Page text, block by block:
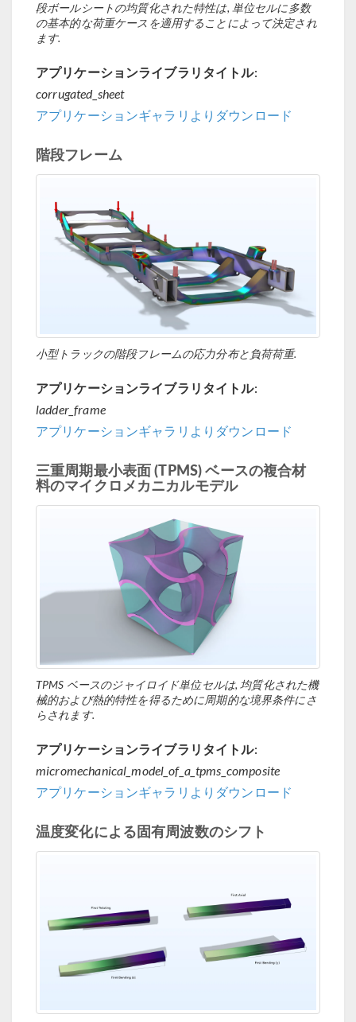
段ボールシートの均質化された特性は, 単位セルに多数
の基本的な荷重ケースを適用することによって決定され
ます.
アプリケーションライブラリタイトル:
corrugated_sheet
アプリケーションギャラリよりダウンロード
階段フレーム
小型トラックの階段フレームの応力分布と負荷荷重.
アプリケーションライブラリタイトル:
ladder_frame
アプリケーションギャラリよりダウンロード
三重周期最小表面 (TPMS) ベースの複合材
料のマイクロメカニカルモデル
TPMS ベースのジャイロイド単位セルは, 均質化された機
械的および熱的特性を得るために周期的な境界条件にさ
らされます.
アプリケーションライブラリタイトル:
micromechanical_model_of_a_tpms_composite
アプリケーションギャラリよりダウンロード
温度変化による固有周波数のシフト